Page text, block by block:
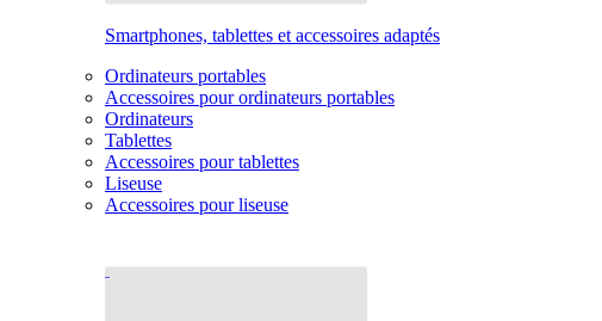
Smartphones, tablettes et accessoires adaptés
Ordinateurs portables
Accessoires pour ordinateurs portables
Ordinateurs
Tablettes
Accessoires pour tablettes
Liseuse
Accessoires pour liseuse